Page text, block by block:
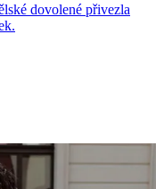
dovolené přivezla